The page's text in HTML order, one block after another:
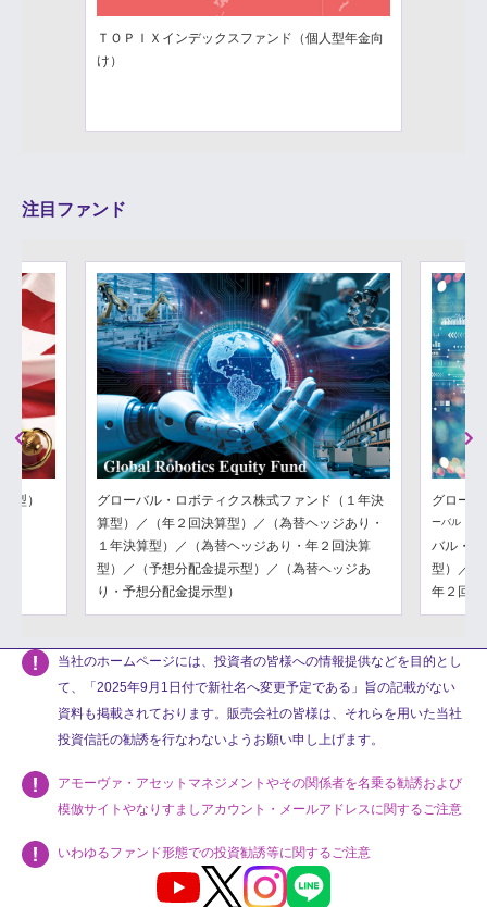
ＴＯＰＩＸインデックスファンド（個人型年金向
け）
注目ファンド
Previous
型）
グローバル・ロボティクス株式ファンド（１年決
算型）／（年２回決算型）／（為替ヘッジあり・
１年決算型）／（為替ヘッジあり・年２回決算
型）／（予想分配金提示型）／（為替ヘッジあ
り・予想分配金提示型）
グロー
ーバル・フ
バル・フ
型）／（
年２回決
Next
当社のホームページには、投資者の皆様への情報提供などを目的とし
て、「2025年9月1日付で新社名へ変更予定である」旨の記載がない
資料も掲載されております。販売会社の皆様は、それらを用いた当社
投資信託の勧誘を行なわないようお願い申し上げます。
アモーヴァ・アセットマネジメントやその関係者を名乗る勧誘および
模倣サイトやなりすましアカウント・メールアドレスに関するご注意
いわゆるファンド形態での投資勧誘等に関するご注意
Youtube X InstagramLINE